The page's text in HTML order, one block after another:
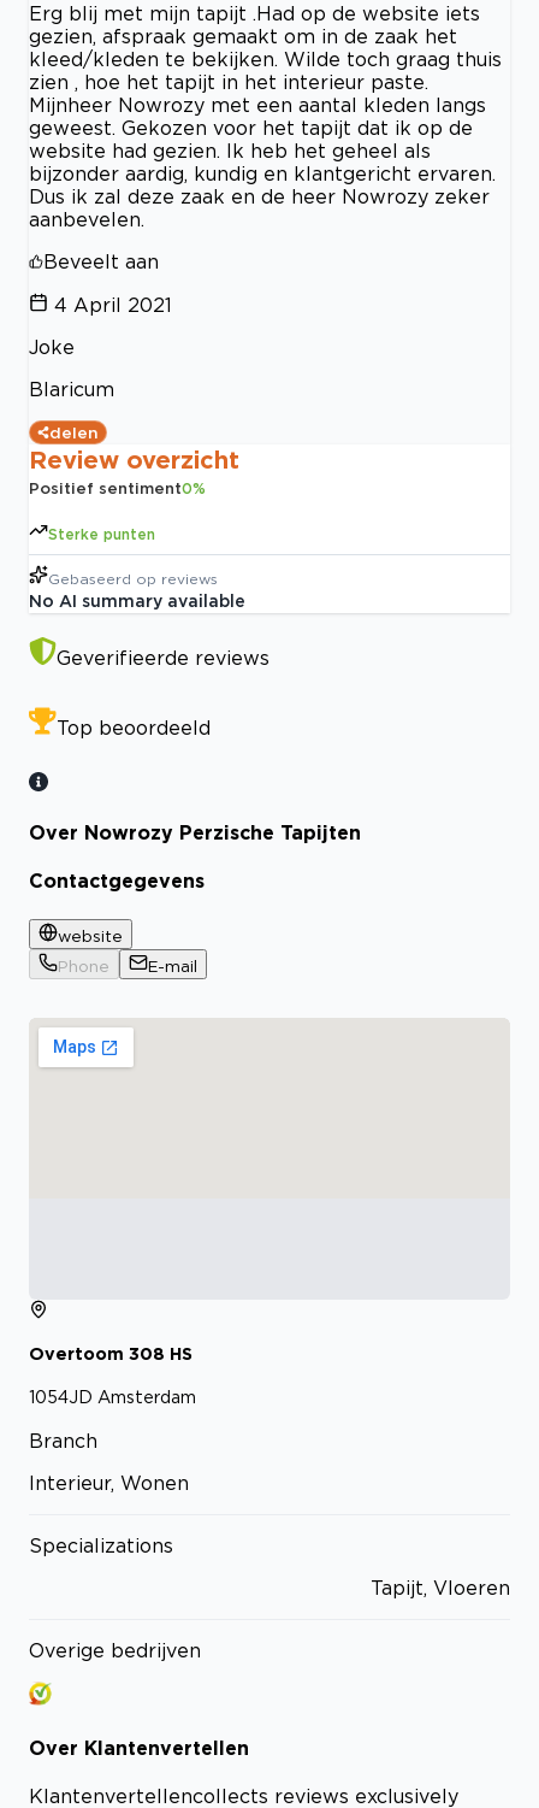
Erg blij met mijn tapijt .Had op de website iets
gezien, afspraak gemaakt om in de zaak het
kleed/kleden te bekijken. Wilde toch graag thuis
zien , hoe het tapijt in het interieur paste.
Mijnheer Nowrozy met een aantal kleden langs
geweest. Gekozen voor het tapijt dat ik op de
website had gezien. Ik heb het geheel als
bijzonder aardig, kundig en klantgericht ervaren.
Dus ik zal deze zaak en de heer Nowrozy zeker
aanbevelen.
Beveelt aan
4 April 2021
Joke
Blaricum
delen
Review overzicht
Positief sentiment0%
Sterke punten
Gebaseerd op reviews
No AI summary available
Geverifieerde reviews
Top beoordeeld
Over Nowrozy Perzische Tapijten
Contactgegevens
website
Phone
E-mail
Overtoom 308 HS
1054JD Amsterdam
Branch
Interieur, Wonen
Specializations
Tapijt, Vloeren
Overige bedrijven
Over Klantenvertellen
Klantenvertellencollects reviews exclusively